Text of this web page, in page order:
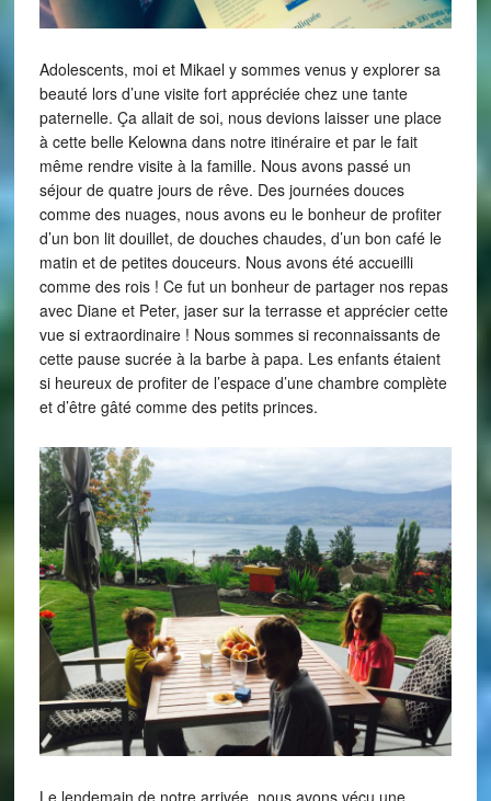
Adolescents, moi et Mikael y sommes venus y explorer sa
beauté lors d’une visite fort appréciée chez une tante
paternelle. Ça allait de soi, nous devions laisser une place
à cette belle Kelowna dans notre itinéraire et par le fait
même rendre visite à la famille. Nous avons passé un
séjour de quatre jours de rêve. Des journées douces
comme des nuages, nous avons eu le bonheur de profiter
d’un bon lit douillet, de douches chaudes, d’un bon café le
matin et de petites douceurs. Nous avons été accueilli
comme des rois ! Ce fut un bonheur de partager nos repas
avec Diane et Peter, jaser sur la terrasse et apprécier cette
vue si extraordinaire ! Nous sommes si reconnaissants de
cette pause sucrée à la barbe à papa. Les enfants étaient
si heureux de profiter de l’espace d’une chambre complète
et d’être gâté comme des petits princes.